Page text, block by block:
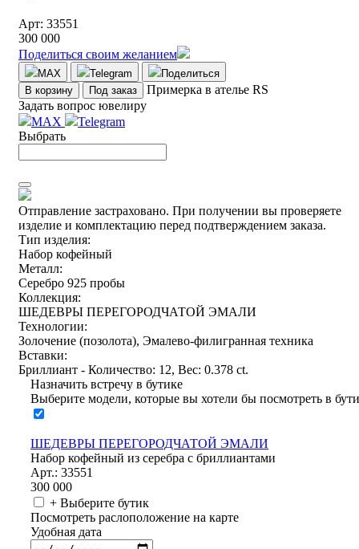
Арт: 33551
300 000
Поделиться своим желанием
MAX Telegram
Поделиться
В корзину
Под заказ
Примерка в ателье RS
Задать вопрос ювелиру
MAX
Telegram
Выбрать
Отправление застраховано. При получении вы проверяете
изделие и комплектацию перед подтверждением заказа.
Тип изделия:
Набор кофейный
Металл:
Серебро 925 пробы
Коллекция:
ШЕДЕВРЫ ПЕРЕГОРОДЧАТОЙ ЭМАЛИ
Технологии:
Золочение (позолота), Эмалево-филигранная техника
Вставки:
Бриллиант - Количество: 12, Вес: 0.378 ct.
Назначить встречу в бутике
Выберите модели, которые вы хотели бы посмотреть в
ШЕДЕВРЫ ПЕРЕГОРОДЧАТОЙ ЭМАЛИ
Набор кофейный из серебра с бриллиантами
Арт.: 33551
300 000
+ Выберите бутик
Посмотреть раслоположение на карте
Удобная дата